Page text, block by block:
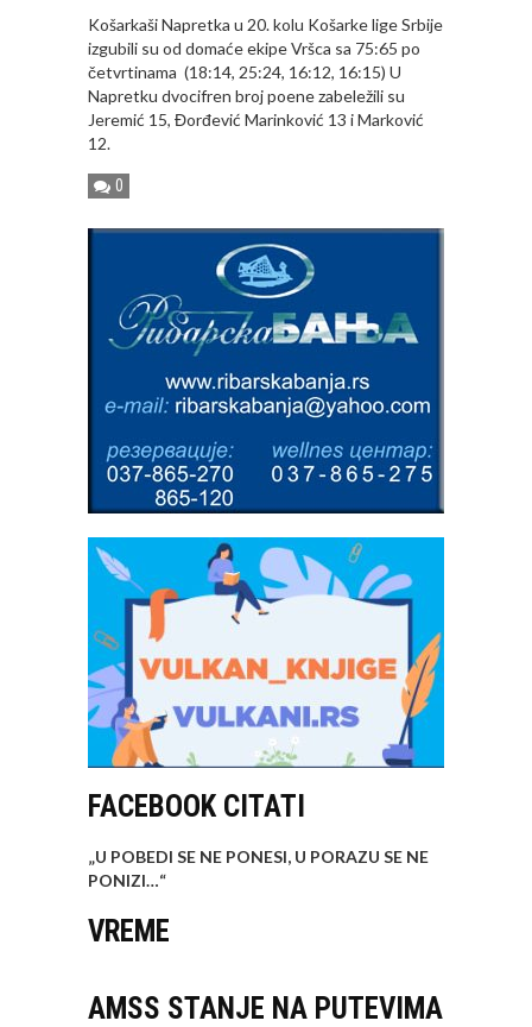
Košarkaši Napretka u 20. kolu Košarke lige Srbije
izgubili su od domaće ekipe Vršca sa 75:65 po
četvrtinama (18:14, 25:24, 16:12, 16:15) U
Napretku dvocifren broj poene zabeležili su
Jeremić 15, Đorđević Marinković 13 i Marković
12.
0
FACEBOOK CITATI
„U POBEDI SE NE PONESI, U PORAZU SE NE
PONIZI…“
VREME
AMSS STANJE NA PUTEVIMA